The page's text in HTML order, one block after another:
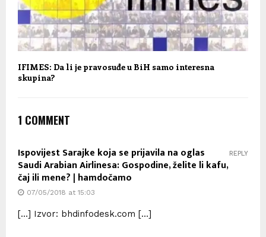
IFIMES: Da li je pravosuđe u BiH samo interesna
skupina?
1 COMMENT
Ispovijest Sarajke koja se prijavila na oglas
Saudi Arabian Airlinesa: Gospodine, želite li kafu,
čaj ili mene? | hamdočamo
07/05/2018 at 15:03
[…] Izvor: bhdinfodesk.com […]
REPLY